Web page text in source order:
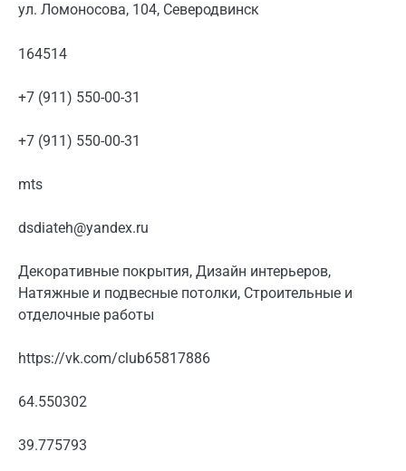
ул. Ломоносова, 104, Северодвинск
164514
+7 (911) 550-00-31
+7 (911) 550-00-31
mts
dsdiateh@yandex.ru
Декоративные покрытия, Дизайн интерьеров,
Натяжные и подвесные потолки, Строительные и
отделочные работы
https://vk.com/club65817886
64.550302
39.775793